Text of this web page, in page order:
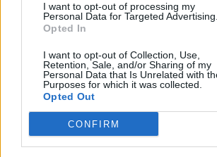
I want to opt-out of processing my
Personal Data for Targeted Advertising.
Opted In
I want to opt-out of Collection, Use,
Retention, Sale, and/or Sharing of my
Personal Data that Is Unrelated with
Purposes for which it was collected.
Opted Out
CONFIRM
Németországban már most azt
szeptemberben kinyithantak-e az
A koronavírus delta mutánsa miatt tanakodnak,
fertőzőbb a 12 éven aluliak körében, mint a
oltás pedig még nincs engedélyezve ebben a